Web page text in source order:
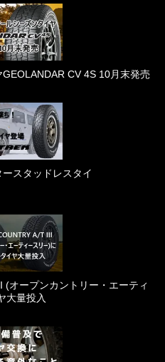
CV 4S 10月末発売
スタッドレスタイ
(オープンカントリー・エーティ
大量投入